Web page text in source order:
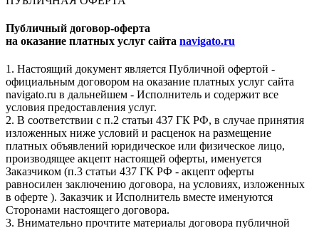
Публичный договор-оферта
на оказание платных услуг сайта navigato.ru
1. Настоящий документ является Публичной офертой -
официальным договором на оказание платных услуг сайта
navigato.ru в дальнейшем - Исполнитель и содержит все
условия предоставления услуг.
2. В соответствии с п.2 статьи 437 ГК РФ, в случае принятия
изложенных ниже условий и расценок на размещение
платных объявлений юридическое или физическое лицо,
производящее акцепт настоящей оферты, именуется
Заказчиком (п.3 статьи 437 ГК РФ - акцепт оферты
равносилен заключению договора, на условиях, изложенных
в оферте ). Заказчик и Исполнитель вместе именуются
Сторонами настоящего договора.
3. Внимательно прочтите материалы договора публичной